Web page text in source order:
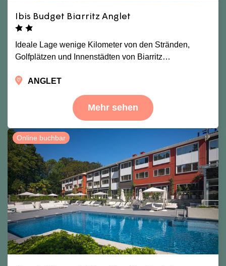
Ibis Budget Biarritz Anglet
Ideale Lage wenige Kilometer von den Stränden,
Golfplätzen und Innenstädten von Biarritz…
ANGLET
Mehr sehen
Online buchbar